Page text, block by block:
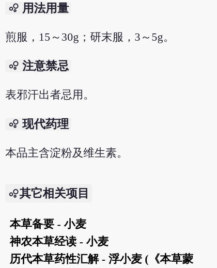
bubble_chart 用法用量
煎服，15～30g；研末服，3～5g。
bubble_chart 注意禁忌
表邪汗出者忌用。
bubble_chart 现代药理
本品主含淀粉及维生素。
其它相关项目
本草备要 - 小麦
神农本草经读 - 小麦
历代本草药性汇解 - 浮小麦 (《本草蒙